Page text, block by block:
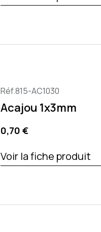
Réf.815-AC1030
Acajou 1x3mm
Prix
0,70 €
Voir la fiche produit